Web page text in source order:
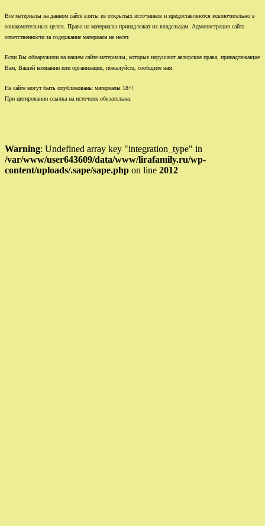
Все материалы на данном сайте взяты из открытых источников и предоставляются исключительно в
ознакомительных целях. Права на материалы принадлежат их владельцам. Администрация сайта
ответственности за содержание материала не несет.
Если Вы обнаружили на нашем сайте материалы, которые нарушают авторские права, принадлежащие
Вам, Вашей компании или организации, пожалуйста, сообщите нам.
На сайте могут быть опубликованы материалы 18+!
При цитировании ссылка на источник обязательна.
Warning: Undefined array key "integration_type" in
/var/www/user643609/data/www/lirafamily.ru/wp-
content/uploads/.sape/sape.php on line 2012